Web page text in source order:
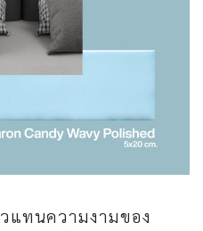
แทนความงามของ